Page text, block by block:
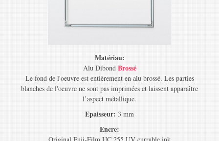
Matériau:
Alu Dibond Brossé
Le fond de l'oeuvre est entièrement en alu brossé. Les parties
blanches de l'oeuvre ne sont pas imprimées et laissent apparaître
l’aspect métallique.
Epaisseur: 3 mm
Encre: